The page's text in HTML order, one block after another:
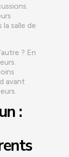
salle de
? En
avant
: